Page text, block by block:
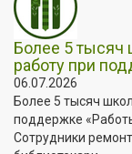
Более 5 тысяч
работу при
06.07.2026
Более 5 тысяч
поддержке
Сотрудники